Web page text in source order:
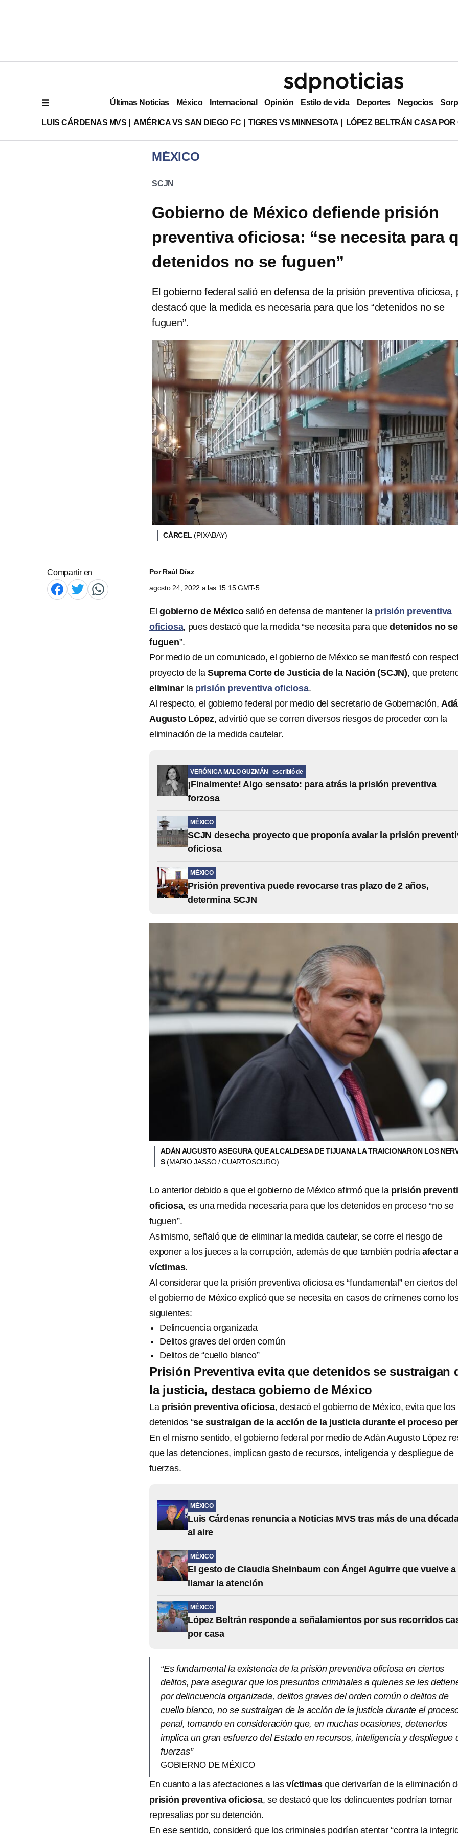
Últimas Noticias México Internacional Opinión Estilo de vida Deportes Negocios
LUIS CÁRDENAS MVS AMÉRICA VS SAN DIEGO FC TIGRES VS MINNESOTA LÓPEZ BELTRÁN CASA
MÉXICO
SCJN
Gobierno de México defiende prisión
preventiva oficiosa: “se necesita para
detenidos no se fuguen”
El gobierno federal salió en defensa de la prisión preventiva oficiosa,
destacó que la medida es necesaria para que los “detenidos no se
fuguen”.
CÁRCEL(PIXABAY)
Compartir en PorRaúl Díaz
agosto 24, 2022 a las 15:15 GMT-5
El gobierno de Méxicosalió en defensa de mantener la prisión preventiva
oficiosa, pues destacó que la medida “se necesita para quedetenidos no se
fuguen”.
Por medio de un comunicado, el gobierno de México se manifestó con
proyecto de la Suprema Corte de Justicia de la Nación (SCJN), que
eliminarla prisión preventiva oficiosa.
Al respecto, el gobierno federal por medio del secretario de Gobernación,
Augusto López, advirtió que se corren diversos riesgos de proceder con la
eliminación de la medida cautelar.
VERÓNICA MALO GUZMÁN escribió de
¡Finalmente! Algo sensato: para atrás la prisión preventiva
forzosa
MÉXICO
SCJN desecha proyecto que proponía avalar la prisión
oficiosa
MÉXICO
Prisión preventiva puede revocarse tras plazo de 2 años,
determina SCJN
ADÁN AUGUSTO ASEGURA QUE ALCALDESA DE TIJUANA LA TRAICIONARON LOS
S(MARIO JASSO / CUARTOSCURO)
Lo anterior debido a que el gobierno de México afirmó que la prisión
oficiosa, es una medida necesaria para que los detenidos en proceso “no se
fuguen”.
Asimismo, señaló que de eliminar la medida cautelar, se corre el riesgo de
exponer a los jueces a la corrupción, además de que también podría afectar
víctimas.
Al considerar que la prisión preventiva oficiosa es “fundamental” en ciertos
el gobierno de México explicó que se necesita en casos de crímenes como
siguientes:
Delincuencia organizada
Delitos graves del orden común
Delitos de “cuello blanco”
Prisión Preventiva evita que detenidos se sustraigan
la justicia, destaca gobierno de México
La prisión preventiva oficiosa, destacó el gobierno de México, evita que los
detenidos “se sustraigan de la acción de la justicia durante el proceso
En el mismo sentido, el gobierno federal por medio de Adán Augusto López
que las detenciones, implican gasto de recursos, inteligencia y despliegue de
fuerzas.
MÉXICO
Luis Cárdenas renuncia a Noticias MVS tras más de una
al aire
MÉXICO
El gesto de Claudia Sheinbaum con Ángel Aguirre que vuelve a
llamar la atención
MÉXICO
López Beltrán responde a señalamientos por sus recorridos
por casa
“Es fundamental la existencia de la prisión preventiva oficiosa en ciertos
delitos, para asegurar que los presuntos criminales a quienes se les
por delincuencia organizada, delitos graves del orden común o delitos de
cuello blanco, no se sustraigan de la acción de la justicia durante el
penal, tomando en consideración que, en muchas ocasiones, detenerlos
implica un gran esfuerzo del Estado en recursos, inteligencia y despliegue
fuerzas”
GOBIERNO DE MÉXICO
En cuanto a las afectaciones a lasvíctimasque derivarían de la eliminación
prisión preventiva oficiosa, se destacó que los delincuentes podrían tomar
represalias por su detención.
En ese sentido, consideró que los criminales podrían atentar“contra la